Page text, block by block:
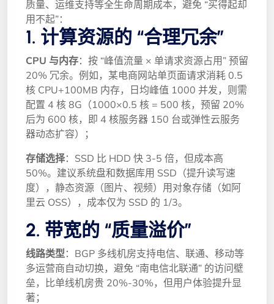
质量、运维支持等全生命周期成本，避免 “买得起却
用不起”：
1. 计算资源的 “合理冗余”
CPU 与内存：按 “峰值流量 × 单请求资源占用” 预留
20% 冗余。例如，某电商网站单页面请求消耗 0.5
核 CPU+100MB 内存，日均峰值 1000 并发，则需
配置 4 核 8G（1000×0.5 核 = 500 核，预留 20%
后为 600 核，即 4 核服务器 150 台或弹性云服务
器动态扩容）；
存储选择：SSD 比 HDD 快 3-5 倍，但成本高
50%。建议系统盘和数据库用 SSD（提升读写速
度），静态资源（图片、视频）用对象存储（如阿
里云 OSS），成本仅为 SSD 的 1/3。
2. 带宽的 “质量溢价”
线路类型 ：BGP 多线机房支持电信、联通、移动等
多运营商自动切换，避免 “南电信北联通” 的访问壁
垒，比单线机房贵 20%-30%，但用户体验提升显
著；